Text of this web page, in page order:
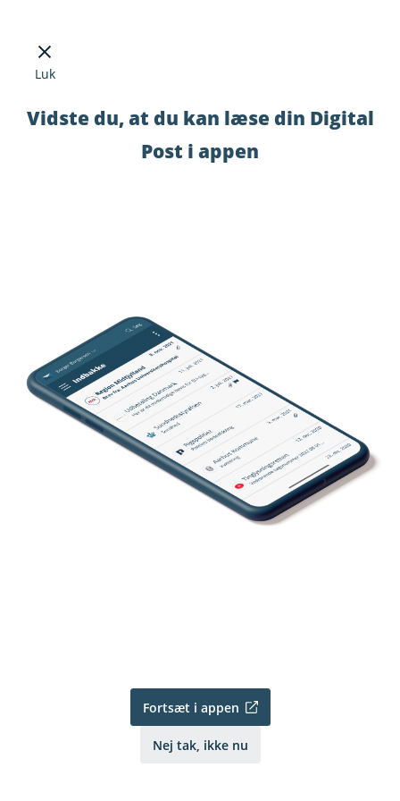
Luk
Vidste du, at du kan læse din Digital
Post i appen
Fortsæt i appen
Nej tak, ikke nu